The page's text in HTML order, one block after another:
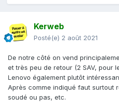
Kerweb
Posté(e) 2 août 2021
De notre côté on vend
et très peu de retour (2 SAV, pour
Lenovo également plutôt
Après comme indiqué faut surtout
soudé ou pas, etc.